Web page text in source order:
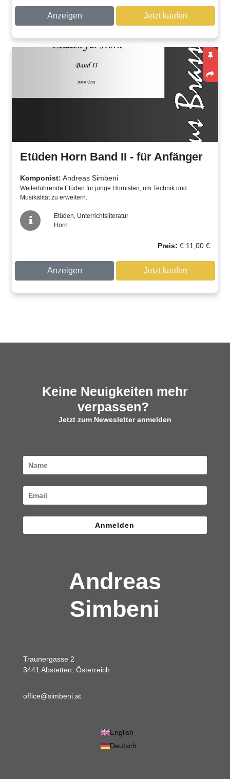
Anzeigen Jetzt kaufen
Etüden Horn Band II - für Anfänger
Komponist: Andreas Simbeni
Weiterführende Etüden für junge Hornisten, um Technik und
Musikalität zu erweitern.
Etüden, Unterrichtsliteratur
Horn
Preis: €11,00€
Anzeigen Jetzt kaufen
Keine Neuigkeiten mehr
verpassen?
Jetzt zum Newesletter anmelden
Anmelden
Andreas
Simbeni
Traunergasse 2
3441 Abstetten, Österreich
office@simbeni.at
English
Deutsch